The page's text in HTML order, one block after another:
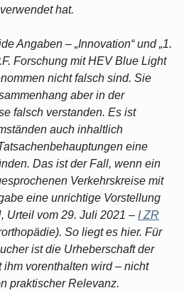
hat.
Angaben – „Innovation“ und „1.
Forschung mit HEV Blue Light
nicht falsch sind. Sie
aber in der
falsch verstanden. Es ist
auch inhaltlich
eine
Das ist der Fall, wenn ein
Verkehrskreise mit
eine unrichtige Vorstellung
Urteil vom 29. Juli 2021 – I ZR
So liegt es hier. Für
ist die Urheberschaft der
ihm vorenthalten wird – nicht
praktischer Relevanz.